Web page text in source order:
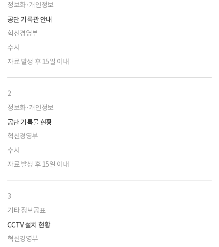
정보화·개인정보
공단 기록관 안내
혁신경영부
수시
자료 발생 후 15일 이내
2
정보화·개인정보
공단 기록물 현황
혁신경영부
수시
자료 발생 후 15일 이내
3
기타 정보공표
CCTV 설치 현황
혁신경영부